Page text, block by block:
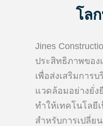
โล
Jines
ประสิทธิภาพของ
เพื่อส่งเสริมการ
แวดล้อมอย่างยั่ง
ทำให้เทคโนโลยี
สำหรับการเปลี่ย